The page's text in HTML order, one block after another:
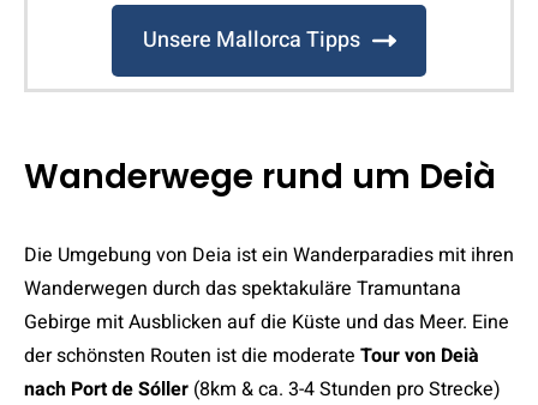
Unsere Mallorca Tipps
Wanderwege rund um Deià
Die Umgebung von Deia ist ein Wanderparadies mit ihren
Wanderwegen durch das spektakuläre Tramuntana
Gebirge mit Ausblicken auf die Küste und das Meer. Eine
der schönsten Routen ist die moderate Tour von Deià
nach Port de Sóller (8km & ca. 3-4 Stunden pro Strecke)